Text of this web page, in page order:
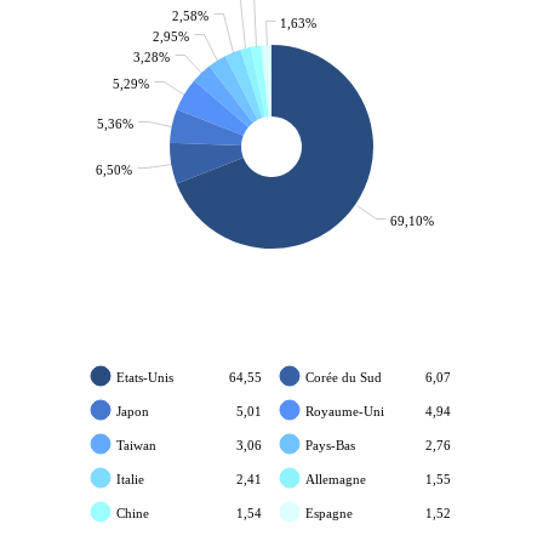
RISQUE DU FONDS (SRI)
+ PORTEFEUILLE
69,10%
6,50%
5,36%
5,29%
3,28%
2,95%
2,58% 1,63%
Etats-Unis 64,55 Corée du Sud 6,07
Japon 5,01 Royaume-Uni 4,94
Taiwan 3,06 Pays-Bas 2,76
Italie 2,41 Allemagne 1,55
Chine 1,54 Espagne 1,52